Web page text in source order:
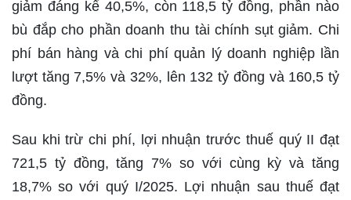
giảm đáng kể 40,5%, còn 118,5 tỷ đồng, phần nào
bù đắp cho phần doanh thu tài chính sụt giảm. Chi
phí bán hàng và chi phí quản lý doanh nghiệp lần
lượt tăng 7,5% và 32%, lên 132 tỷ đồng và 160,5 tỷ
đồng.
Sau khi trừ chi phí, lợi nhuận trước thuế quý II đạt
721,5 tỷ đồng, tăng 7% so với cùng kỳ và tăng
18,7% so với quý I/2025. Lợi nhuận sau thuế đạt